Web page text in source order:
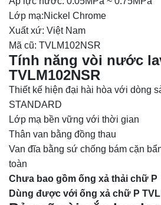
Lớp mạ:Nickel Chrome
Xuất xứ: Việt Nam
Mã cũ: TVLM102NSR
Tính năng vòi nước
TVLM102NSR
Thiết kế hiện đại hài hòa với dòng
STANDARD
Lớp mạ bền vững với thời gian
Thân van bằng đồng thau
Van đĩa bằng sứ chống bám cặn
toàn
Chưa bao gồm ống xả thải chữ P
Dùng được với ống xả chữ P